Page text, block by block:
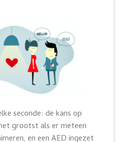
seconde: de kans op
grootst als er meteen
en een AED ingezet